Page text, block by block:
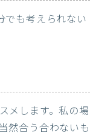
でも考えられない
メします。私の場
然合う合わないも